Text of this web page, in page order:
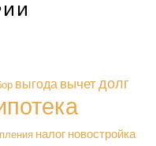
выгодавычетдолг
налог новостройка